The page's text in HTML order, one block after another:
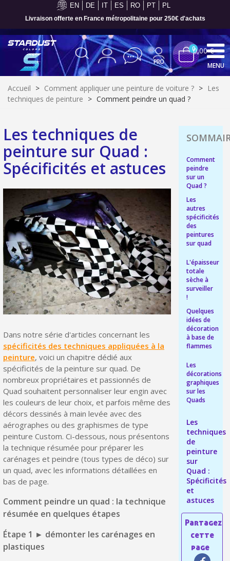
EN DE IT ES RO PT PL
Paiement en 4x sans frais dès 30€ d'achats
Inscription à la newsletter : 5€ de réduction
Livraison sous 24 h en France Métropolitaine
Livraison offerte en France métropolitaine pour 250€ d'achats
Paiement en 4x sans frais dès 30€ d'achats
Votre devis en ligne en moins d'1 minute
Partagez vos créations et obtenez des bons d'achat
Gagnez des points de fidélité à chaque commande
Livraison sous 24 h en France Métropolitaine
Retour produits sous 14 jours
Réduction de 5€ sur la première commande
10€ de bon d'achat pour chaque parrainage
Inscription à la newsletter : 5€ de réduction
Livraison sous 24 h en France Métropolitaine
Livraison offerte en France métropolitaine pour 250€ d'achats
Paiement en 4x sans frais dès 30€ d'achats
Partagez vos créations et obtenez des bons d'achat
Gagnez des points de fidélité à chaque commande
Livraison sous 24 h en France Métropolitaine
00,00 €
MENU
Accueil > Comment appliquer une peinture de voiture ? > Les
techniques de peinture > Comment peindre un quad ?
Les techniques de
peinture sur Quad :
Spécificités et astuces
Dans notre série d'articles concernant les
spécificités des techniques appliquées à la
peinture, voici un chapitre dédié aux
spécificités de la peinture sur quad. De
nombreux propriétaires et passionnés de
Quad souhaitent personnaliser leur engin avec
les couleurs de leur choix, et parfois même des
décors dessinés à main levée avec des
aérographes ou des graphismes de type
peinture Custom. Ci-dessous, nous présentons
la technique résumée pour préparer les
carénages et peindre (tous types de déco) sur
un quad, avec les informations détaillées en
bas de page.
Comment peindre un quad : la technique
résumée en quelques étapes
Étape 1 ► démonter les carénages en
plastiques
Comment
peindre
sur un
Quad ?
Les
autres
spécificités
des
peintures
sur quad
L'épaisseur
totale
sèche à
surveiller
!
Quelques
idées de
décoration
à base de
flammes
Les
décorations
graphiques
sur les
Quads
Les
techniques
de
peinture
sur
Quad :
Spécificités
et
astuces